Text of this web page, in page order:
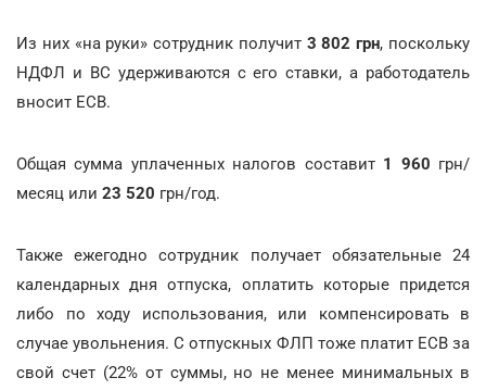
Из них «на руки» сотрудник получит 3 802 грн, поскольку
НДФЛ и ВС удерживаются с его ставки, а работодатель
вносит ЕСВ.
Общая сумма уплаченных налогов составит 1 960 грн/
месяц или 23 520 грн/год.
Также ежегодно сотрудник получает обязательные 24
календарных дня отпуска, оплатить которые придется
либо по ходу использования, или компенсировать в
случае увольнения. С отпускных ФЛП тоже платит ЕСВ за
свой счет (22% от суммы, но не менее минимальных в